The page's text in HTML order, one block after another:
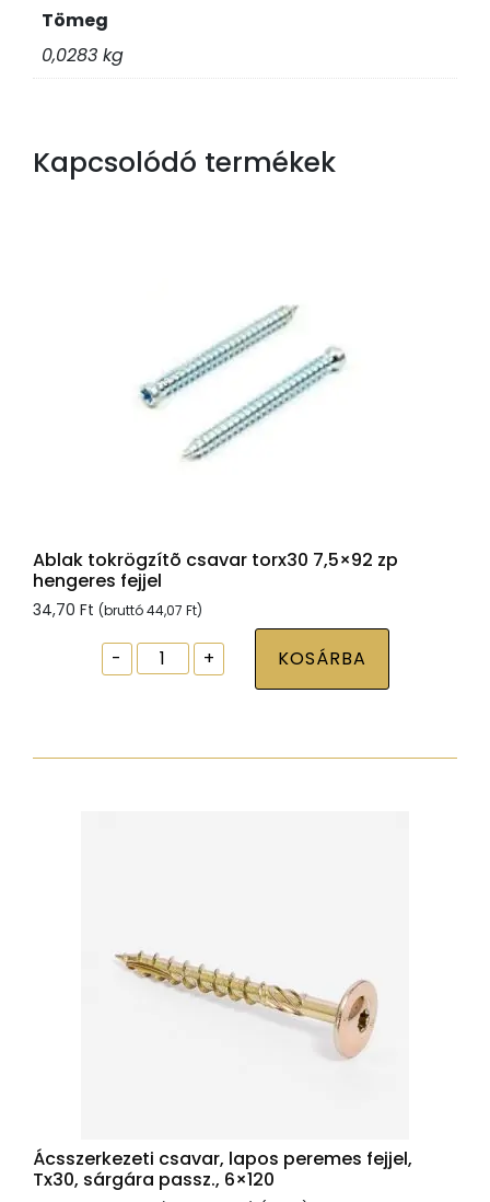
Tömeg
0,0283 kg
Kapcsolódó termékek
Ablak tokrögzítõ csavar torx30 7,5×92 zp
hengeres fejjel
34,70 Ft (bruttó44,07 Ft)
-
Ablak
tokrögzítõ
7,5x92
+ KOSÁRBA
Ácsszerkezeti csavar, lapos peremes fejjel,
Tx30, sárgára passz., 6×120